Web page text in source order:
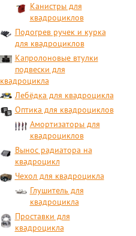
Канистры для
квадроциклов
Подогрев ручек и курка
для квадроциклов
Капролоновые втулки
подвески для
квадроцикла
Лебёдка для квадроцикла
Оптика для квадроциклов
Амортизаторы для
квадроциклов
Вынос радиатора на
квадроцикл
Чехол для квадроцикла
Глушитель для
квадроцикла
Проставки для
квадроцикла